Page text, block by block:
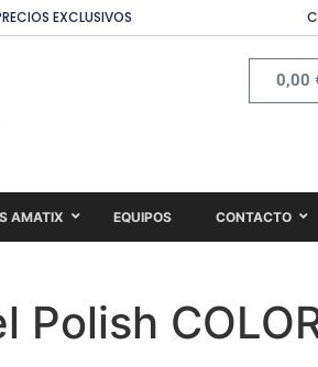
EXCLUSIVOS
0,00
AMATIX EQUIPOS CONTACTO
Polish